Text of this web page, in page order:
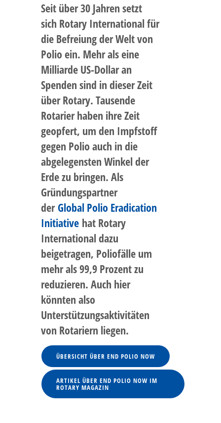
Seit über 30 Jahren setzt
sich Rotary International für
die Befreiung der Welt von
Polio ein. Mehr als eine
Milliarde US-Dollar an
Spenden sind in dieser Zeit
über Rotary. Tausende
Rotarier haben ihre Zeit
geopfert, um den Impfstoff
gegen Polio auch in die
abgelegensten Winkel der
Erde zu bringen. Als
Gründungspartner
der Global Polio Eradication
Initiative hat Rotary
International dazu
beigetragen, Poliofälle um
mehr als 99,9 Prozent zu
reduzieren. Auch hier
könnten also
Unterstützungsaktivitäten
von Rotariern liegen.
ÜBERSICHT ÜBER END POLIO NOW
ARTIKEL ÜBER END POLIO NOW IM
ROTARY MAGAZIN